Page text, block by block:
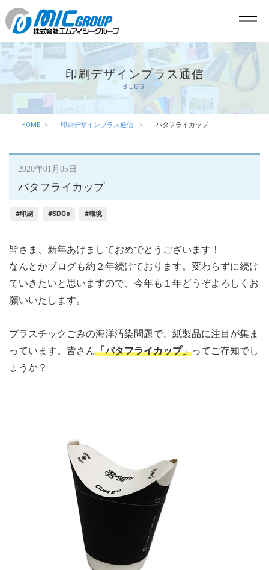
印刷デザインプラス通信
BLOG
HOME 印刷デザインプラス通信 バタフライカップ
2020年01月05日
バタフライカップ
#印刷 #SDGs #環境
皆さま、新年あけましておめでとうございます！
なんとかブログも約２年続けております。変わらずに続け
ていきたいと思いますので、今年も１年どうぞよろしくお
願いいたします。
プラスチックごみの海洋汚染問題で、紙製品に注目が集ま
っています。皆さん「バタフライカップ」ってご存知でし
ょうか？